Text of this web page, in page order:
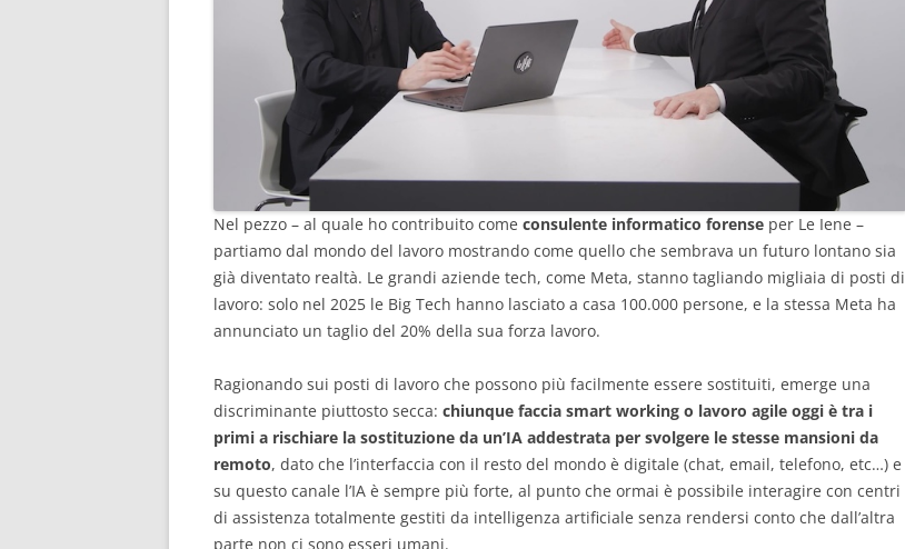
Nel pezzo – al quale ho contribuito come consulente informatico forense per Le Iene –
partiamo dal mondo del lavoro mostrando come quello che sembrava un futuro lontano sia
già diventato realtà. Le grandi aziende tech, come Meta, stanno tagliando migliaia di posti di
lavoro: solo nel 2025 le Big Tech hanno lasciato a casa 100.000 persone, e la stessa Meta ha
annunciato un taglio del 20% della sua forza lavoro.
Ragionando sui posti di lavoro che possono più facilmente essere sostituiti, emerge una
discriminante piuttosto secca: chiunque faccia smart working o lavoro agile oggi è tra i
primi a rischiare la sostituzione da un’IA addestrata per svolgere le stesse mansioni da
remoto, dato che l’interfaccia con il resto del mondo è digitale (chat, email, telefono, etc…) e
su questo canale l’IA è sempre più forte, al punto che ormai è possibile interagire con centri
di assistenza totalmente gestiti da intelligenza artificiale senza rendersi conto che dall’altra
parte non ci sono esseri umani.